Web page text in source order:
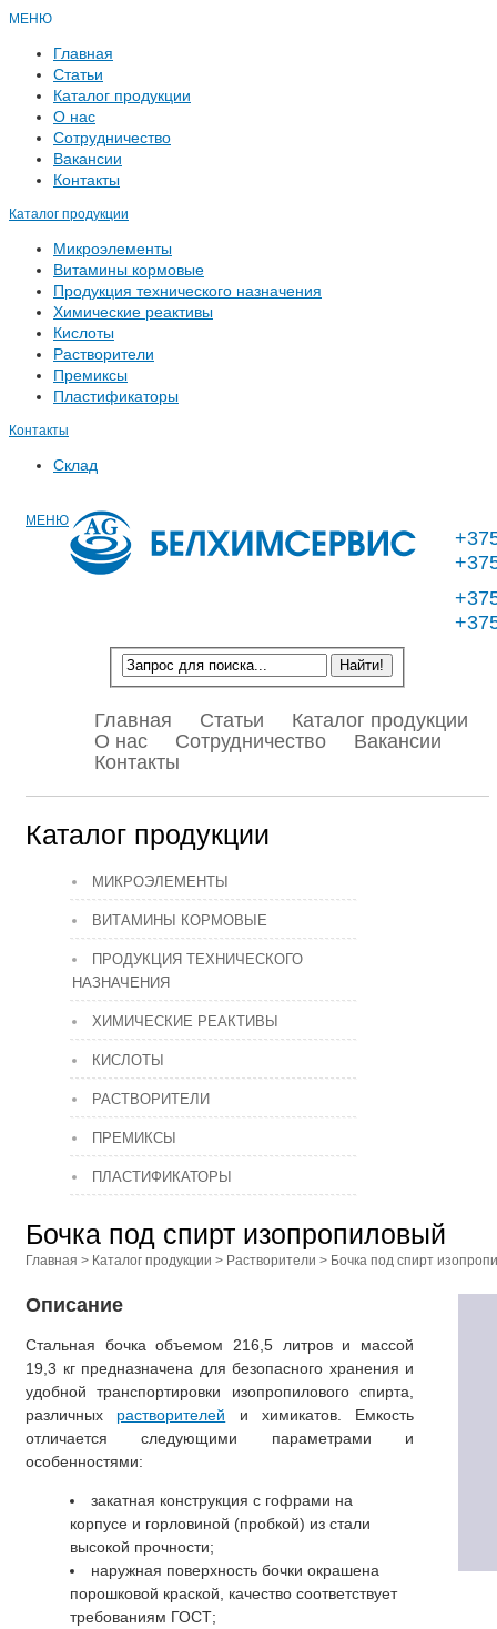
МЕНЮ
Главная
Статьи
Каталог продукции
О нас
Сотрудничество
Вакансии
Контакты
Каталог продукции
Микроэлементы
Витамины кормовые
Продукция технического назначения
Химические реактивы
Кислоты
Растворители
Премиксы
Пластификаторы
Контакты
Склад
МЕНЮ
Главная Статьи
Каталог продукции
О нас
Сотрудничество
Вакансии
Контакты
Каталог продукции
МИКРОЭЛЕМЕНТЫ
ВИТАМИНЫ КОРМОВЫЕ
ПРОДУКЦИЯ ТЕХНИЧЕСКОГО
НАЗНАЧЕНИЯ
ХИМИЧЕСКИЕ РЕАКТИВЫ
КИСЛОТЫ
РАСТВОРИТЕЛИ
ПРЕМИКСЫ
ПЛАСТИФИКАТОРЫ
Бочка под спирт изопропиловый
Главная > Каталог продукции > Растворители > Бочка под спирт
Описание
Стальная бочка объемом 216,5 литров и массой
19,3 кг предназначена для безопасного хранения и
удобной транспортировки изопропилового спирта,
различных растворителей и химикатов. Емкость
отличается следующими параметрами и
особенностями:
закатная конструкция с гофрами на
корпусе и горловиной (пробкой) из стали
высокой прочности;
наружная поверхность бочки окрашена
порошковой краской, качество соответствует
требованиям ГОСТ;